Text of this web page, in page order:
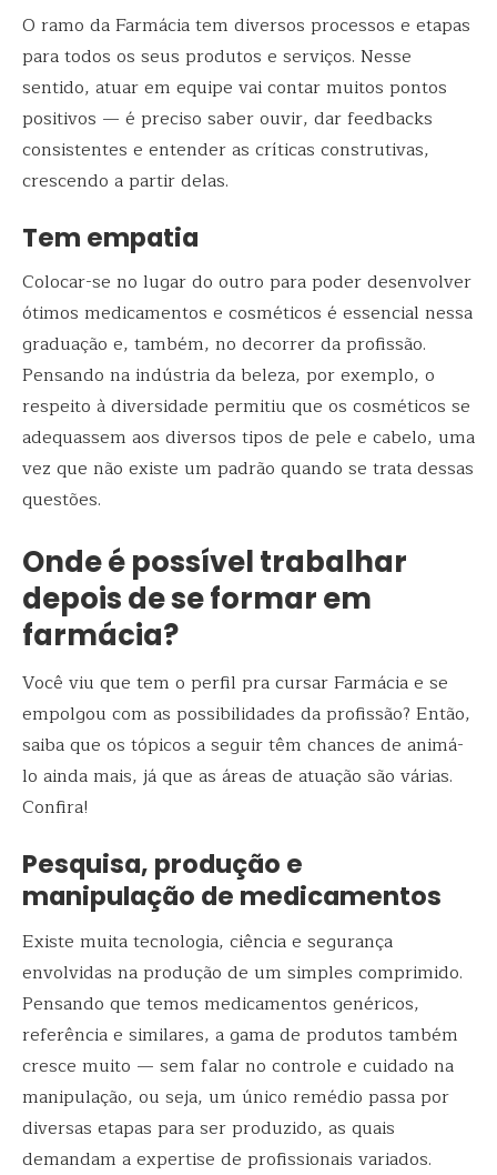
O ramo da Farmácia tem diversos processos e etapas
para todos os seus produtos e serviços. Nesse
sentido, atuar em equipe vai contar muitos pontos
positivos — é preciso saber ouvir, dar feedbacks
consistentes e entender as críticas construtivas,
crescendo a partir delas.
Tem empatia
Colocar-se no lugar do outro para poder desenvolver
ótimos medicamentos e cosméticos é essencial nessa
graduação e, também, no decorrer da profissão.
Pensando na indústria da beleza, por exemplo, o
respeito à diversidade permitiu que os cosméticos se
adequassem aos diversos tipos de pele e cabelo, uma
vez que não existe um padrão quando se trata dessas
questões.
Onde é possível trabalhar
depois de se formar em
farmácia?
Você viu que tem o perfil pra cursar Farmácia e se
empolgou com as possibilidades da profissão? Então,
saiba que os tópicos a seguir têm chances de animá-
lo ainda mais, já que as áreas de atuação são várias.
Confira!
Pesquisa, produção e
manipulação de medicamentos
Existe muita tecnologia, ciência e segurança
envolvidas na produção de um simples comprimido.
Pensando que temos medicamentos genéricos,
referência e similares, a gama de produtos também
cresce muito — sem falar no controle e cuidado na
manipulação, ou seja, um único remédio passa por
diversas etapas para ser produzido, as quais
demandam a expertise de profissionais variados.